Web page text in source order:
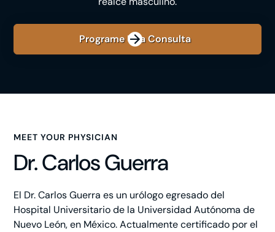
Programe Una Consulta
MEET YOUR PHYSICIAN
Dr. Carlos Guerra
El Dr. Carlos Guerra es un urólogo egresado del
Hospital Universitario de la Universidad Autónoma de
Nuevo León, en México. Actualmente certificado por el